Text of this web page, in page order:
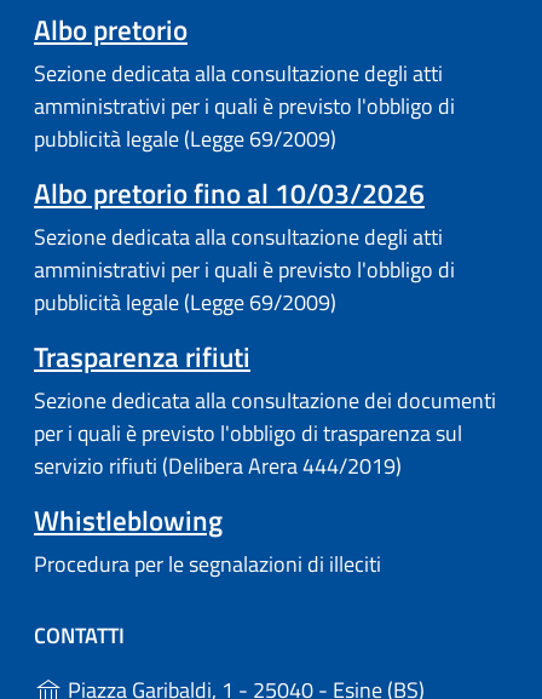
Albo pretorio(apre in un'altra scheda).
Sezione dedicata alla consultazione degli atti
amministrativi per i quali è previsto l'obbligo di
pubblicità legale (Legge 69/2009)
Albo pretorio fino al 10/03/2026
Sezione dedicata alla consultazione degli atti
amministrativi per i quali è previsto l'obbligo di
pubblicità legale (Legge 69/2009)
Trasparenza rifiuti
Sezione dedicata alla consultazione dei documenti
per i quali è previsto l'obbligo di trasparenza sul
servizio rifiuti (Delibera Arera 444/2019)
Whistleblowing
Procedura per le segnalazioni di illeciti
CONTATTI
Piazza Garibaldi, 1 - 25040 - Esine (BS)